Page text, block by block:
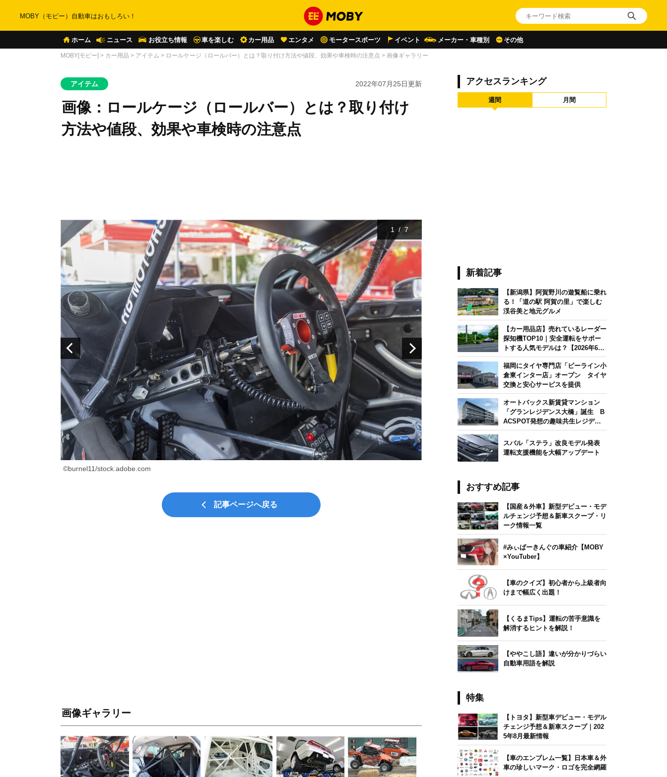
MOBY（モビー）自動車はおもしろい！
ホーム ニュース お役立ち情報 車を楽しむ カー用品 エンタメ モータースポーツ イベント メーカー・車種別 その他
MOBY[モビー] > カー用品 > アイテム > ロールケージ（ロールバー）とは？取り付け方法や値段、効果や車検時の注意点 > 画像ギャラリー
アイテム 2022年07月25日更新
画像：ロールケージ（ロールバー）とは？取り付け
方法や値段、効果や車検時の注意点
©burnel11/stock.adobe.com
1 / 7
記事ページへ戻る
画像ギャラリー
アクセスランキング
週間 月間
新着記事
【新潟県】阿賀野川の遊覧船に乗れ
る！「道の駅 阿賀の里」で楽しむ
渓谷美と地元グルメ
【カー用品店】売れているレーダー
探知機TOP10｜安全運転をサポー
トする人気モデルは？【2026年6月
版】
福岡にタイヤ専門店「ビーライン小
倉東インター店」オープン タイヤ
交換と安心サービスを提供
オートバックス新賃貸マンション
「グランレジデンス大橋」誕生 B
ACSPOT発想の趣味共生レジデン
ス
スバル「ステラ」改良モデル発表
運転支援機能を大幅アップデート
おすすめ記事
【国産＆外車】新型デビュー・モデ
ルチェンジ予想＆新車スクープ・リ
ーク情報一覧
#みぃぱーきんぐの車紹介【MOBY
×YouTuber】
【車のクイズ】初心者から上級者向
けまで幅広く出題！
【くるまTips】運転の苦手意識を
解消するヒントを解説！
【ややこし語】違いが分かりづらい
自動車用語を解説
特集
【トヨタ】新型車デビュー・モデル
チェンジ予想＆新車スクープ｜202
5年8月最新情報
【車のエンブレム一覧】日本車＆外
車の珍しいマーク・ロゴを完全網羅